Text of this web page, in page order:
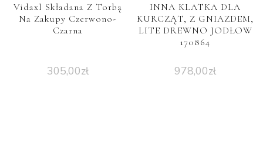
Vidaxl Składana Z Torbą
Na Zakupy Czerwono-
Czarna
305,00zł
INNA KLATKA DLA
KURCZĄT, Z GNIAZDEM,
LITE DREWNO JODŁOW
170864
978,00zł